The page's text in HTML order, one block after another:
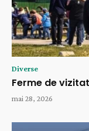
Diverse
Ferme de
mai 28, 2026